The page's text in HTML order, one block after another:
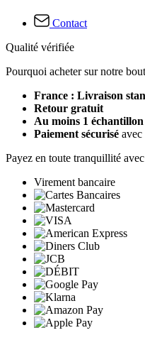
Contact
Qualité vérifiée
Pourquoi acheter sur notre
France : Livraison
Retour gratuit
Au moins 1
Paiement sécurisé avec
Payez en toute tranquillité avec
Virement bancaire